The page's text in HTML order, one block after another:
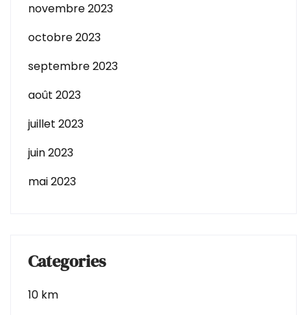
novembre 2023
octobre 2023
septembre 2023
août 2023
juillet 2023
juin 2023
mai 2023
Categories
10 km